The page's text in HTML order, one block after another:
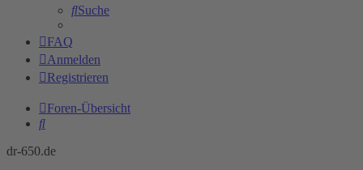
Suche
FAQ
Anmelden
Registrieren
Foren-Übersicht
Suche
dr-650.de